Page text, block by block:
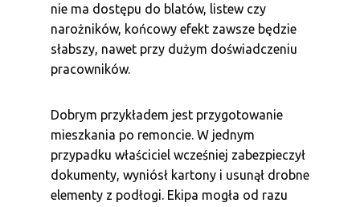
nie ma dostępu do blatów, listew czy
narożników, końcowy efekt zawsze będzie
słabszy, nawet przy dużym doświadczeniu
pracowników.
Dobrym przykładem jest przygotowanie
mieszkania po remoncie. W jednym
przypadku właściciel wcześniej zabezpieczył
dokumenty, wyniósł kartony i usunął drobne
elementy z podłogi. Ekipa mogła od razu